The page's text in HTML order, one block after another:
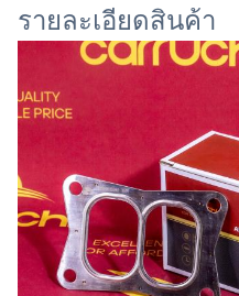
รายละเอียดสินค้า